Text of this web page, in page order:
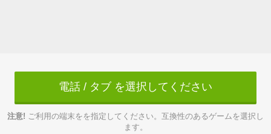
電話 / タブ を選択してください
注意! ご利用の端末をを指定してください。互換性のあるゲームを選択し
ます。